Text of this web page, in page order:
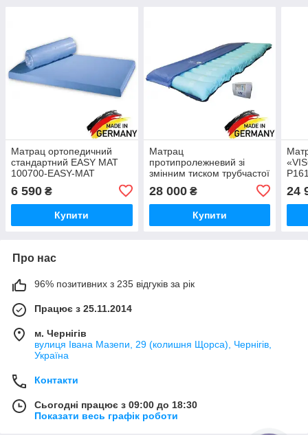
Матрац ортопедичний
стандартний EASY MAT
100700-EASY-MAT
6 590 ₴
Купити
Матрац
протипролежневий зі
змінним тиском трубчастої
структури SOFT AIR WDS
(110400-WDS)
28 000₴
Купити
24
Про нас
96% позитивних з 235 відгуків за рік
Працює з 25.11.2014
м. Чернігів
вулиця Івана Мазепи, 29 (колишня Щорса), Чернігів,
Україна
Контакти
Сьогодні працює з 09:00 до 18:30
Показати весь графік роботи